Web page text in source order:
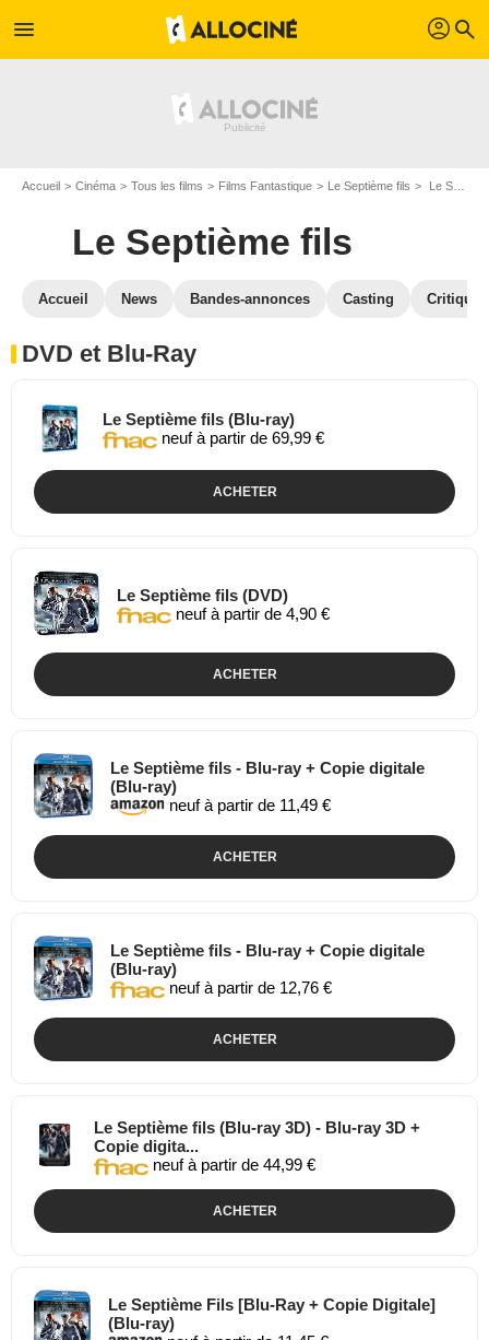
menu profil search
Accueil Cinéma Tous les films Films Fantastique Le Septième fils Le Septième fils en DVD Blu Ray
Le Septième fils
Accueil News Bandes-annonces Casting
DVD et Blu-Ray
Le Septième fils (Blu-ray)
neuf à partir de 69,99 €
ACHETER
Le Septième fils (DVD)
neuf à partir de 4,90 €
ACHETER
Le Septième fils - Blu-ray + Copie digitale
(Blu-ray)
neuf à partir de 11,49 €
ACHETER
Le Septième fils - Blu-ray + Copie digitale
(Blu-ray)
neuf à partir de 12,76 €
ACHETER
Le Septième fils (Blu-ray 3D) - Blu-ray 3D +
Copie digita...
neuf à partir de 44,99 €
ACHETER
Le Septième Fils [Blu-Ray + Copie Digitale]
(Blu-ray)